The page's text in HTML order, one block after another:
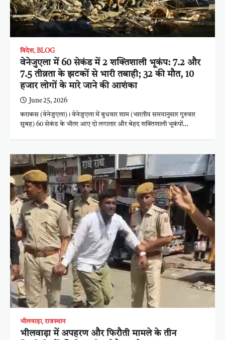
विदेश, BLOG
वेनेजुएला में 60 सेकंड में 2 शक्तिशाली भूकंप: 7.2 और
7.5 तीव्रता के झटकों से भारी तबाही; 32 की मौत, 10
हजार लोगों के मारे जाने की आशंका
June 25, 2026
कराकस (वेनेजुएला)। वेनेजुएला में बुधवार शाम (भारतीय समयानुसार गुरुवार
सुबह) 60 सेकंड के भीतर आए दो लगातार और बेहद शक्तिशाली भूकंपों…
भीलवाड़ा, राजस्थान
भीलवाड़ा में अपहरण और फिरौती मामले के तीन